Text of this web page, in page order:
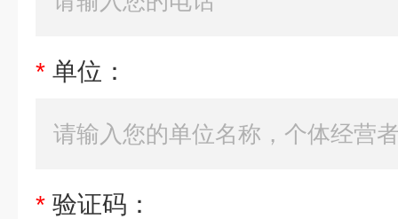
* 单位：
* 验证码：